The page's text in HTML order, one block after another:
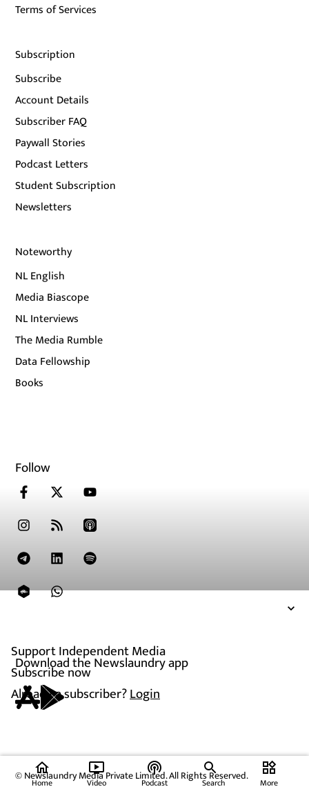
Support Independent Media
Subscribe now
Already a subscriber?Login
Terms of Services
Subscription
Subscribe
Account Details
Subscriber FAQ
Paywall Stories
Podcast Letters
Student Subscription
Newsletters
Noteworthy
NL English
Media Biascope
NL Interviews
The Media Rumble
Data Fellowship
Books
Follow
Download the Newslaundry app
© Newslaundry Media Private Limited. All Rights Reserved.
home
Home
ondemand_video
Video
podcasts
Podcast Search
widgets
More